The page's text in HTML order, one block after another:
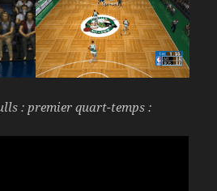
: premier quart-temps :